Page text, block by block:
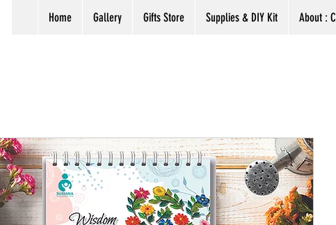
Home Gallery Gifts Store Supplies & DIY Kit About :